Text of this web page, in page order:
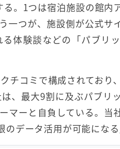
。1つは宿泊施設の館内
一つが、施設側が公式サ
体験談などの「パブリ
チコミで構成されており
、最大9割に及ぶパブリ
マーと自負している。当
データ活用が可能になる